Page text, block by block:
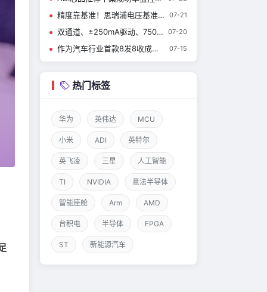
精度靠基准！思瑞浦电压基准芯片，累计出货10亿+颗，服务客户8000+ 07-21
双通道、±250mA驱动、750µA功耗——CBM8532这颗通用运放到底强在哪？ 07-20
作为汽车行业首款8发8收成像雷达MMIC，英飞凌RASIC™ CTRX8188F实现量产，加速中央式架构雷达的发展 07-15
热门标签
华为 英伟达 MCU
小米 ADI 英特尔
英飞凌 三星 人工智能
TI NVIDIA 意法半导体
智能座舱 Arm AMD
台积电 半导体 FPGA
ST 新能源汽车